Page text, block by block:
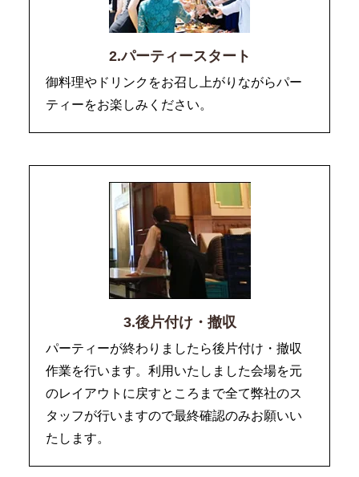
2.パーティースタート
御料理やドリンクをお召し上がりながらパー
ティーをお楽しみください。
3.後片付け・撤収
パーティーが終わりましたら後片付け・撤収
作業を行います。利用いたしました会場を元
のレイアウトに戻すところまで全て弊社のス
タッフが行いますので最終確認のみお願いい
たします。